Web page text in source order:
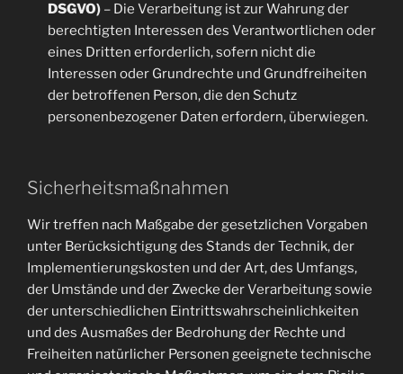
DSGVO)– Die Verarbeitung ist zur Wahrung der
berechtigten Interessen des Verantwortlichen oder
eines Dritten erforderlich, sofern nicht die
Interessen oder Grundrechte und Grundfreiheiten
der betroffenen Person, die den Schutz
personenbezogener Daten erfordern, überwiegen.
Sicherheitsmaßnahmen
Wir treffen nach Maßgabe der gesetzlichen Vorgaben
unter Berücksichtigung des Stands der Technik, der
Implementierungskosten und der Art, des Umfangs,
der Umstände und der Zwecke der Verarbeitung sowie
der unterschiedlichen Eintrittswahrscheinlichkeiten
und des Ausmaßes der Bedrohung der Rechte und
Freiheiten natürlicher Personen geeignete technische